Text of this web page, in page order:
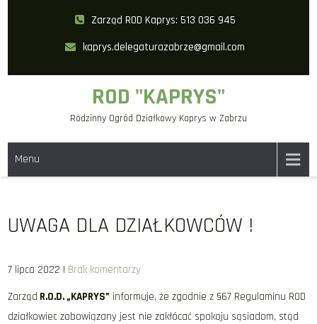
Zarząd ROD Kaprys: 513 036 945
kaprys.delegaturazabrze@gmail.com
ROD "KAPRYS"
Rodzinny Ogród Działkowy Kaprys w Zabrzu
Menu
UWAGA DLA DZIAŁKOWCÓW !
7 lipca 2022 | Brak komentarzy
Zarząd R.O.D. „KAPRYS” informuje, że zgodnie z §67 Regulaminu ROD
działkowiec zobowiązany jest nie zakłócać spokoju sąsiadom, stąd